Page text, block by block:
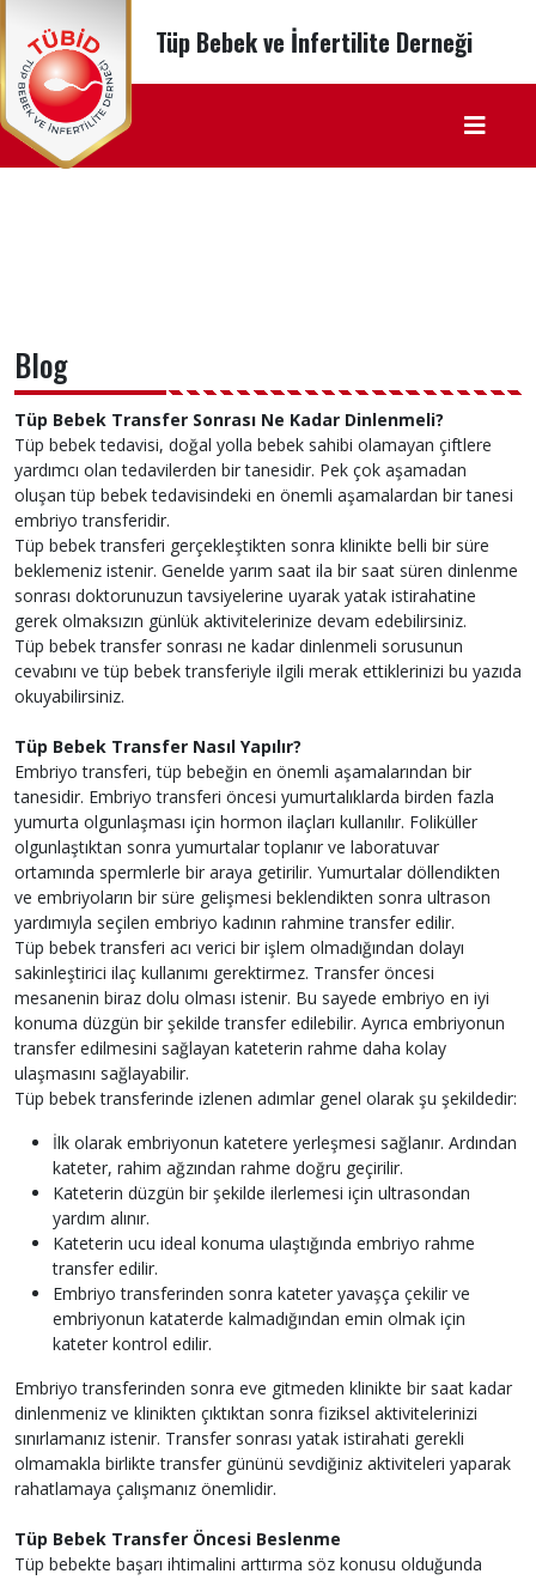
Tüp Bebek ve İnfertilite Derneği
Blog
Tüp Bebek Transfer Sonrası Ne Kadar Dinlenmeli?
Tüp bebek tedavisi, doğal yolla bebek sahibi olamayan çiftlere
yardımcı olan tedavilerden bir tanesidir. Pek çok aşamadan
oluşan tüp bebek tedavisindeki en önemli aşamalardan bir tanesi
embriyo transferidir.
Tüp bebek transferi gerçekleştikten sonra klinikte belli bir süre
beklemeniz istenir. Genelde yarım saat ila bir saat süren dinlenme
sonrası doktorunuzun tavsiyelerine uyarak yatak istirahatine
gerek olmaksızın günlük aktivitelerinize devam edebilirsiniz.
Tüp bebek transfer sonrası ne kadar dinlenmeli sorusunun
cevabını ve tüp bebek transferiyle ilgili merak ettiklerinizi bu yazıda
okuyabilirsiniz.
Tüp Bebek Transfer Nasıl Yapılır?
Embriyo transferi, tüp bebeğin en önemli aşamalarından bir
tanesidir. Embriyo transferi öncesi yumurtalıklarda birden fazla
yumurta olgunlaşması için hormon ilaçları kullanılır. Foliküller
olgunlaştıktan sonra yumurtalar toplanır ve laboratuvar
ortamında spermlerle bir araya getirilir. Yumurtalar döllendikten
ve embriyoların bir süre gelişmesi beklendikten sonra ultrason
yardımıyla seçilen embriyo kadının rahmine transfer edilir.
Tüp bebek transferi acı verici bir işlem olmadığından dolayı
sakinleştirici ilaç kullanımı gerektirmez. Transfer öncesi
mesanenin biraz dolu olması istenir. Bu sayede embriyo en iyi
konuma düzgün bir şekilde transfer edilebilir. Ayrıca embriyonun
transfer edilmesini sağlayan kateterin rahme daha kolay
ulaşmasını sağlayabilir.
Tüp bebek transferinde izlenen adımlar genel olarak şu şekildedir:
İlk olarak embriyonun katetere yerleşmesi sağlanır. Ardından
kateter, rahim ağzından rahme doğru geçirilir.
Kateterin düzgün bir şekilde ilerlemesi için ultrasondan
yardım alınır.
Kateterin ucu ideal konuma ulaştığında embriyo rahme
transfer edilir.
Embriyo transferinden sonra kateter yavaşça çekilir ve
embriyonun kataterde kalmadığından emin olmak için
kateter kontrol edilir.
Embriyo transferinden sonra eve gitmeden klinikte bir saat kadar
dinlenmeniz ve klinikten çıktıktan sonra fiziksel aktivitelerinizi
sınırlamanız istenir. Transfer sonrası yatak istirahati gerekli
olmamakla birlikte transfer gününü sevdiğiniz aktiviteleri yaparak
rahatlamaya çalışmanız önemlidir.
Tüp Bebek Transfer Öncesi Beslenme
Tüp bebekte başarı ihtimalini arttırma söz konusu olduğunda